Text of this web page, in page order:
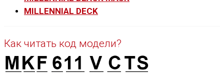
MILLENNIAL DECK
Как читать код модели?